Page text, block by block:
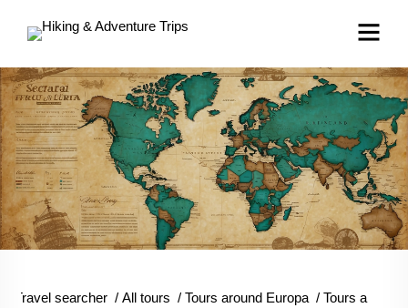
Travel searcher / All tours / Tours around Europa / Tours around